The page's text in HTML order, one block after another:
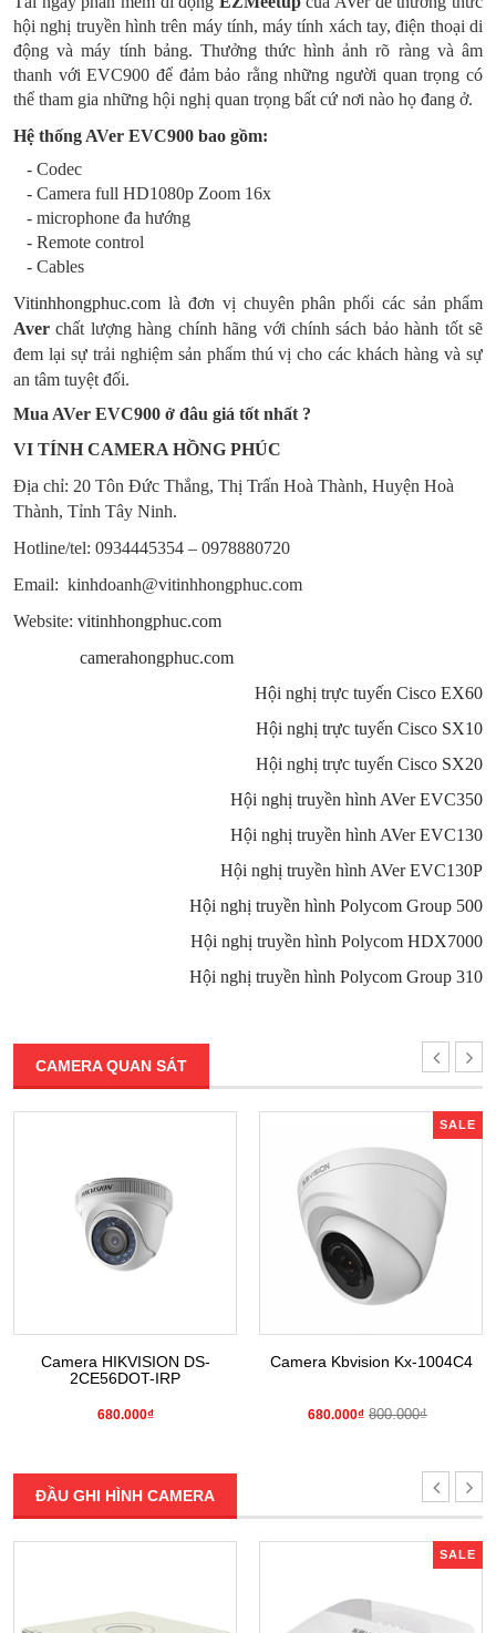
hội nghị truyền hình trên máy tính, máy tính xách tay, điện thoại di
động và máy tính bảng. Thưởng thức hình ảnh rõ ràng và âm
thanh với EVC900 để đảm bảo rằng những người quan trọng có
thể tham gia những hội nghị quan trọng bất cứ nơi nào họ đang ở.
Hệ thống AVer EVC900 bao gồm:
- Codec
- Camera full HD1080p Zoom 16x
- microphone đa hướng
- Remote control
- Cables
Vitinhhongphuc.com là đơn vị chuyên phân phối các sản phẩm
Aver chất lượng hàng chính hãng với chính sách bảo hành tốt sẽ
đem lại sự trải nghiệm sản phẩm thú vị cho các khách hàng và sự
an tâm tuyệt đối.
Mua AVer EVC900 ở đâu giá tốt nhất ?
VI TÍNH CAMERA HỒNG PHÚC
Địa chỉ: 20 Tôn Đức Thắng, Thị Trấn Hoà Thành, Huyện Hoà
Thành, Tỉnh Tây Ninh.
Hotline/tel: 0934445354 – 0978880720
Email: kinhdoanh@vitinhhongphuc.com
Website: vitinhhongphuc.com
camerahongphuc.com
Hội nghị trực tuyến Cisco EX60
Hội nghị trực tuyến Cisco SX10
Hội nghị trực tuyến Cisco SX20
Hội nghị truyền hình AVer EVC350
Hội nghị truyền hình AVer EVC130
Hội nghị truyền hình AVer EVC130P
Hội nghị truyền hình Polycom Group 500
Hội nghị truyền hình Polycom HDX7000
Hội nghị truyền hình Polycom Group 310
CAMERA QUAN SÁT
Camera HIKVISION DS-
2CE56DOT-IRP
680.000₫
SALE
Camera Kbvision Kx-1004C4
680.000₫ 800.000₫
ĐẦU GHI HÌNH CAMERA
SALE